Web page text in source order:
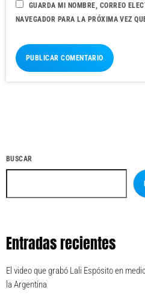
GUARDA MI NOMBRE, CORREO
NAVEGADOR PARA LA PRÓXIMA VEZ
BUSCAR
Entradas recientes
El video que grabó Lali Espósito en
la Argentina